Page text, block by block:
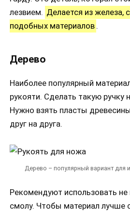
лезвием. Делается из железа,
подобных материалов .
Дерево
Наиболее популярный
рукояти. Сделать такую ручку
Нужно взять пласты
друг на друга.
Дерево – популярный вариант для
Рекомендуют использовать
смолу. Чтобы материал лучше